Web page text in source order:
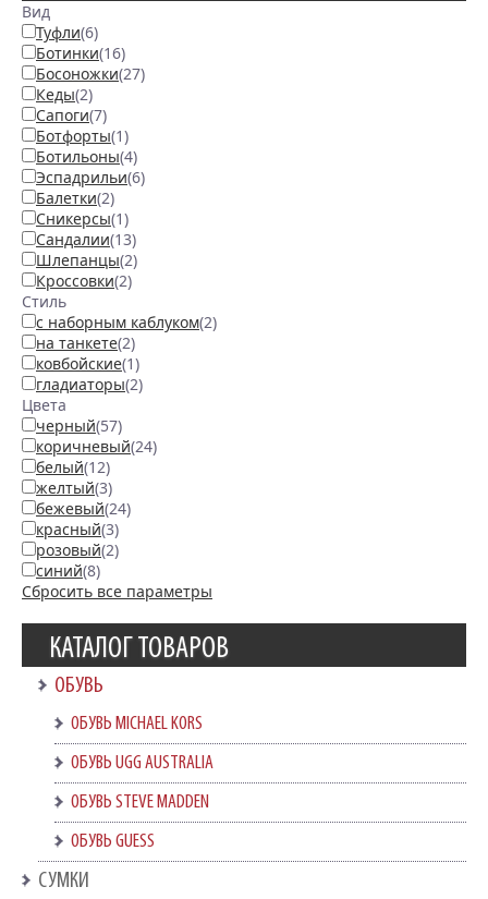
Вид
Туфли(6)
Ботинки(16)
Босоножки(27)
Кеды(2)
Сапоги(7)
Ботфорты(1)
Ботильоны(4)
Эспадрильи(6)
Балетки(2)
Сникерсы(1)
Сандалии(13)
Шлепанцы(2)
Кроссовки(2)
Стиль
с наборным каблуком(2)
на танкете(2)
ковбойские(1)
гладиаторы(2)
Цвета
черный(57)
коричневый(24)
белый(12)
желтый(3)
бежевый(24)
красный(3)
розовый(2)
синий(8)
Сбросить все параметры
КАТАЛОГ ТОВАРОВ
ОБУВЬ
ОБУВЬ MICHAEL KORS
ОБУВЬ UGG AUSTRALIA
ОБУВЬ STEVE MADDEN
ОБУВЬ GUESS
СУМКИ